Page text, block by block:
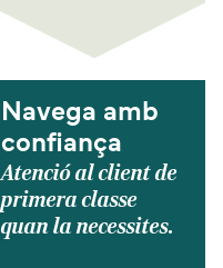
Navega amb
confiança
Atenció al client de
primera classe
quan la necessites.